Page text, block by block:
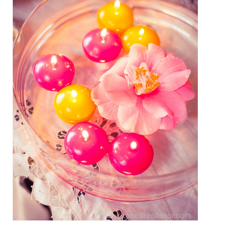
Rituel inspiré du rebozo, soin
mexicain de passage
Massage bébé
Tarifs massages bébé
Forfait naissance
Tarifs forfaits naissance
Initiations massage
Tarifs initation massage
Où se faire masser ?
Perpignan
Ecrire un avis